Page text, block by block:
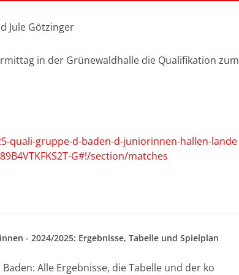
Jule Götzinger
in der Grünewaldhalle die Qualifikation zum
quali-gruppe-d-baden-d-juniorinnen-hallen-lande
G#!/section/matches
- 2024/2025: Ergebnisse, Tabelle und Spielplan
Alle Ergebnisse, die Tabelle und der ko